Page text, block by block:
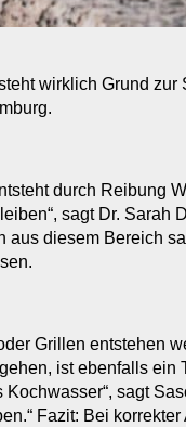
wirklich Grund zur
durch Reibung
sagt Dr. Sarah
diesem Bereich
Grillen entstehen
ist ebenfalls ein
sagt
Fazit: Bei